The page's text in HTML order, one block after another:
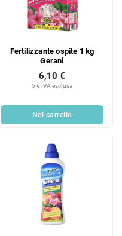
Fertilizzante ospite 1 kg
Gerani
5 € IVA esclusa
6,10 €
Nel carrello